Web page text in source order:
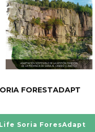
FORESTADAPT
Soria ForesAdapt